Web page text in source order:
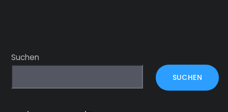
Suchen
SUCHEN